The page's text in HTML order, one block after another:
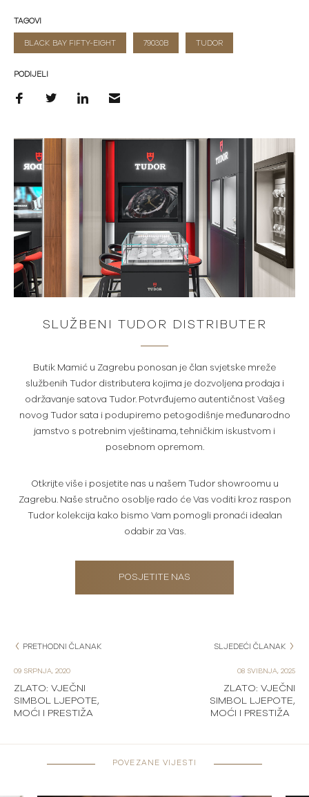
TAGOVI
BLACK BAY FIFTY-EIGHT 79030B TUDOR
PODIJELI
SLUŽBENI TUDOR DISTRIBUTER
Butik Mamić u Zagrebu ponosan je član svjetske mreže
službenih Tudor distributera kojima je dozvoljena prodaja i
održavanje satova Tudor. Potvrđujemo autentičnost Vašeg
novog Tudor sata i podupiremo petogodišnje međunarodno
jamstvo s potrebnim vještinama, tehničkim iskustvom i
posebnom opremom.
Otkrijte više i posjetite nas u našem Tudor showroomu u
Zagrebu. Naše stručno osoblje rado će Vas voditi kroz raspon
Tudor kolekcija kako bismo Vam pomogli pronaći idealan
odabir za Vas.
POSJETITE NAS
PRETHODNI ČLANAK
09 SRPNJA, 2020
ZLATO: VJEČNI
SIMBOL LJEPOTE,
MOĆI I PRESTIŽA
SLJEDEĆI ČLANAK
08 SVIBNJA, 2025
ZLATO: VJEČNI
SIMBOL LJEPOTE,
MOĆI I PRESTIŽA
POVEZANE VIJESTI